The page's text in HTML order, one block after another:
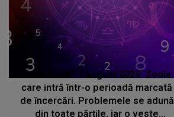
HOROSCOP 7 august 2026. Zodia
care intră într-o perioadă marcată
de încercări. Problemele se adună
din toate părțile, iar o veste